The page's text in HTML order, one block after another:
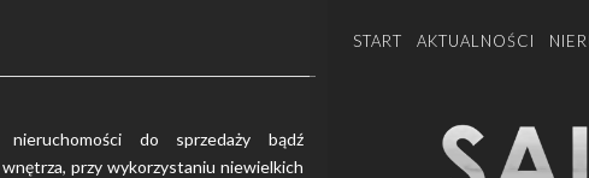
do sprzedaży bądź
przy wykorzystaniu niewielkich
START AKTUALNOŚCI